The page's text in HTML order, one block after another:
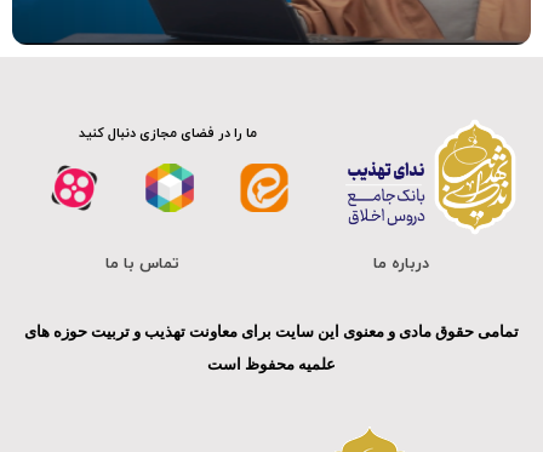
کلیپ
ما را در فضای مجازی دنبال کنید
درباره ما تماس با ما
تمامی حقوق مادی و معنوی این سایت برای معاونت تهذیب و تربیت حوزه های
علمیه محفوظ است